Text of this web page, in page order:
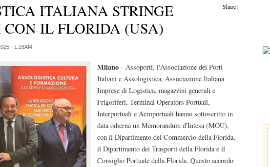
Share|
ITALIANA STRINGE
CON IL FLORIDA (USA)
- 1:28AM
Milano - Assoporti, l'Associazione dei Porti
Italiani e Assologistica, Associazione Italiana
Imprese di Logistica, magazzini generali e
Frigoriferi, Terminal Operators Portuali,
Interportuali e Aeroportuali hanno sottoscritto in
data odierna un Memorandum d'Intesa (MOU),
con il Dipartimento del Commercio della Florida,
il Dipartimento dei Trasporti della Florida e il
Consiglio Portuale della Florida. Questo accordo